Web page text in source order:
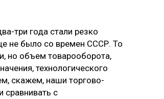
три года стали резко
не было со времен СССР. То
но объем товарооборота,
технологического
скажем, наши торгово-
с